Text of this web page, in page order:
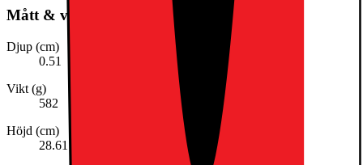
Mått & vikt
Djup (cm)
0.51
Vikt (g)
582
Höjd (cm)
28.61